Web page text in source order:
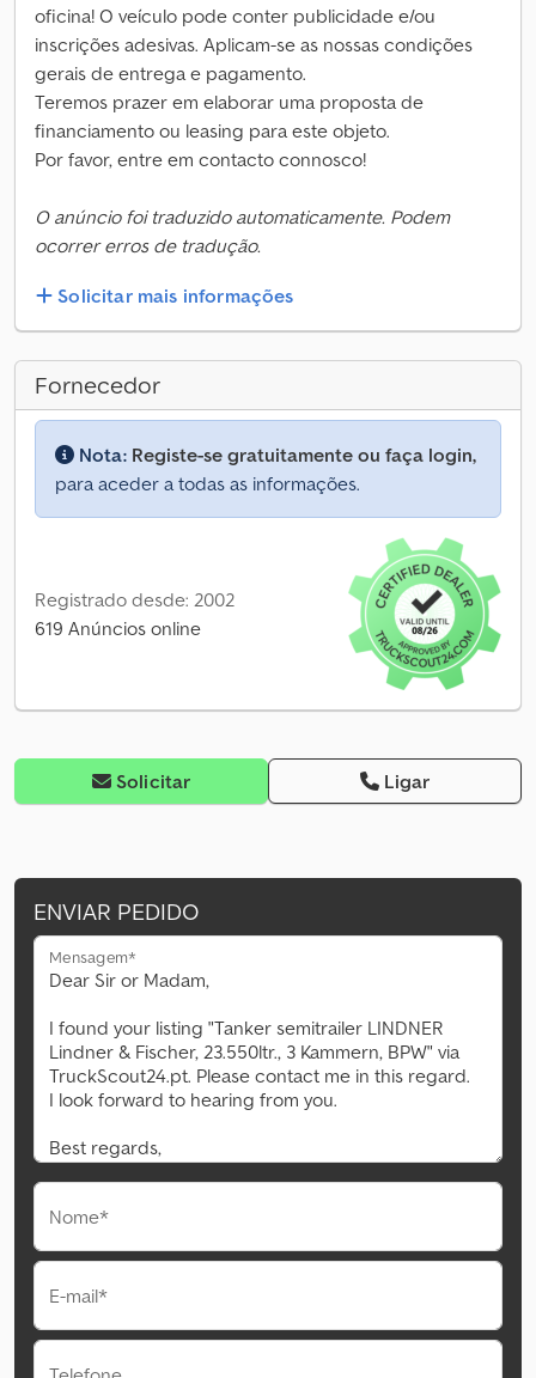
oficina! O veículo pode conter publicidade e/ou
inscrições adesivas. Aplicam-se as nossas condições
gerais de entrega e pagamento.
Teremos prazer em elaborar uma proposta de
financiamento ou leasing para este objeto.
Por favor, entre em contacto connosco!
O anúncio foi traduzido automaticamente. Podem
ocorrer erros de tradução.
Solicitar mais informações
Fornecedor
Nota: Registe-se gratuitamente ou faça login,
para aceder a todas as informações.
Registrado desde: 2002
619 Anúncios online
Solicitar Ligar
ENVIAR PEDIDO
Mensagem*
Nome*
E-mail*